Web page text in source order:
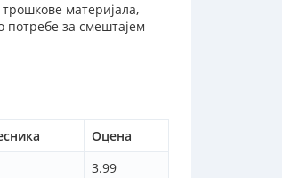
материјала,
за смештајем
Оцена
3.99